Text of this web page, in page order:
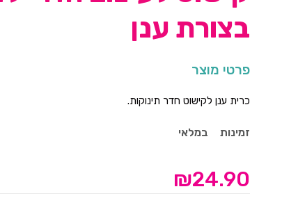
בצורת ענן
פרטי מוצר
כרית ענן לקישוט חדר תינוקות.
זמינות במלאי
₪24.90